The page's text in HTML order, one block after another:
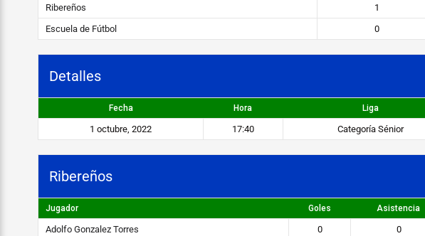
o
s
s
E
s
e
Ribereños 1
Escuela de Fútbol
0
Detalles
Fecha Hora Liga
1 octubre, 2022 17:40 Categoría Sénior
Ribereños
Jugador Goles Asistencia
Adolfo Gonzalez Torres 0 0